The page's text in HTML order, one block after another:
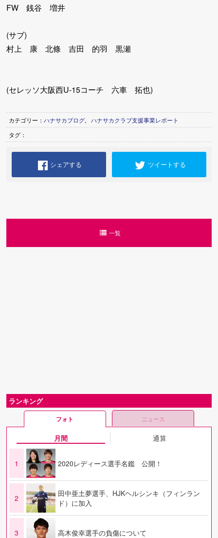
FW 銭谷 増井
(サブ)
村上 康 北條 吉田 的羽 黒瀬
(セレッソ大阪西U-15コーチ 六車 拓也)
カテゴリー：ハナサカブログ,
ハナサカクラブ支援事業レポート
タグ：
シェアする ツイートする
一覧
ランキング
フォト ニュース
月間 通算
1 2020レディース選手名鑑 公開！
2
田中亜土夢選手、HJKヘルシンキ（フィンラン
ド）に加入
3 高木俊幸選手の負傷について